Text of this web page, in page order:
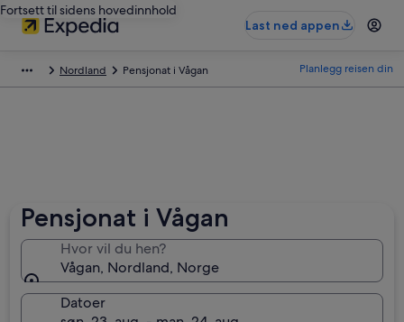
Fortsett til sidens hovedinnhold
Last ned appen
Nordland Pensjonat i Vågan Planlegg reisen din
Pensjonat i Vågan
Hvor vil du hen?
Vågan, Nordland, Norge
Datoer